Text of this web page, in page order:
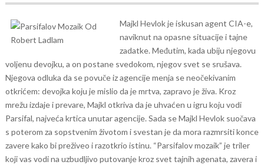
Majkl Hevlok je iskusan agent CIA-e,
naviknut na opasne situacije i tajne
zadatke. Međutim, kada ubiju njegovu
voljenu devojku, a on postane svedokom, njegov svet se srušava.
Njegova odluka da se povuče iz agencije menja se neočekivanim
otkrićem: devojka koju je mislio da je mrtva, zapravo je živa. Kroz
mrežu izdaje i prevare, Majkl otkriva da je uhvaćen u igru koju vodi
Parsifal, najveća krtica unutar agencije. Sada se Majkl Hevlok suočava
s poterom za sopstvenim životom i svestan je da mora razmrsiti konce
zavere kako bi preživeo i razotkrio istinu. “Parsifalov mozaik” je triler
koji vas vodi na uzbudljivo putovanje kroz svet tajnih agenata, zavera i